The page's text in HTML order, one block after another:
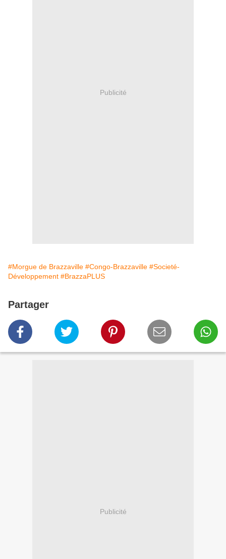
Publicité
#Morgue de Brazzaville #Congo-Brazzaville #Societé-
Développement #BrazzaPLUS
Partager
Publicité